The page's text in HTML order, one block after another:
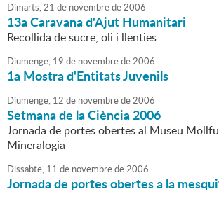
Dimarts,21 de novembrede2006
13a Caravana d'Ajut Humanitari
Recollida de sucre, oli i llenties
Diumenge, 19 de novembrede2006
1a Mostra d'Entitats Juvenils
Diumenge, 12 de novembrede2006
Setmana de la Ciència 2006
Jornada de portes obertes al Museu
Mineralogia
Dissabte, 11 de novembrede2006
Jornada de portes obertes a la